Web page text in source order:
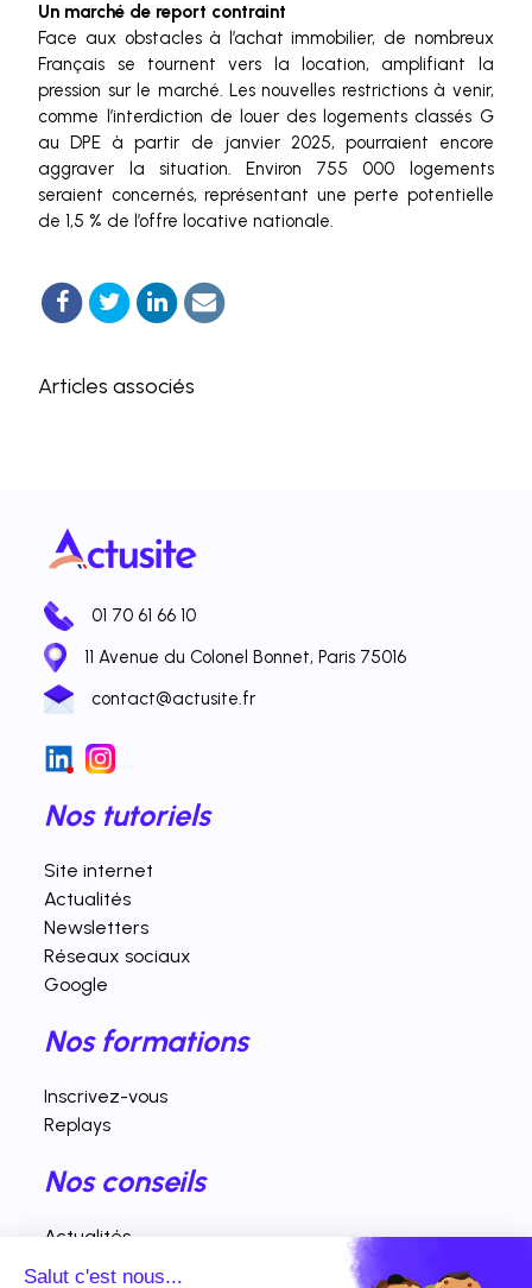
Un marché de report contraint
Face aux obstacles à l’achat immobilier, de nombreux
Français se tournent vers la location, amplifiant la
pression sur le marché. Les nouvelles restrictions à venir,
comme l’interdiction de louer des logements classés G
au DPE à partir de janvier 2025, pourraient encore
aggraver la situation. Environ 755 000 logements
seraient concernés, représentant une perte potentielle
de 1,5 % de l’offre locative nationale.
Articles associés
01 70 61 66 10
11 Avenue du Colonel Bonnet, Paris 75016
contact@actusite.fr
Nos tutoriels
Site internet
Actualités
Newsletters
Réseaux sociaux
Google
Nos formations
Inscrivez-vous
Replays
Nos conseils
Actualités
Fiches pratiques
Salut c'est nous...